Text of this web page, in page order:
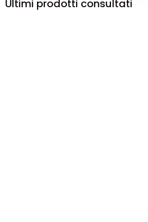
Ultimi prodotti consultati